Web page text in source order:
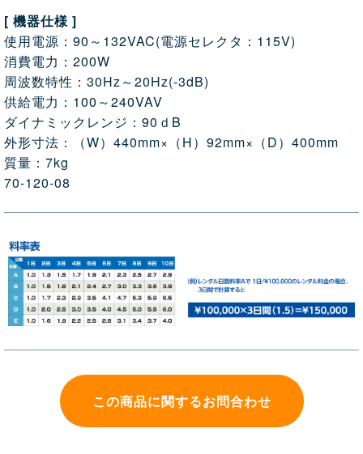
[ 機器仕様 ]
使用電源：90～132VAC(電源セレクタ：115V)
消費電力：200W
周波数特性：30Hz～20Hz(-3dB)
供給電力：100～240VAV
ダイナミックレンジ：90ｄB
外形寸法：（W）440mm×（H）92mm×（D）400mm
質量：7kg
70-120-08
この商品に関するお問合わせ